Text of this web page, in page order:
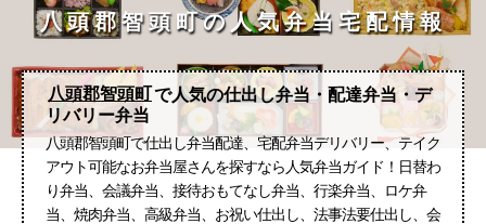
お気に入り一覧
八頭郡智頭町の人気弁当宅配情報
八頭郡智頭町で人気の仕出し弁当・配達弁当・デ
リバリー弁当
八頭郡智頭町で仕出し弁当配達、宅配弁当デリバリー、テイク
アウト可能なお弁当屋さんを探すなら人気弁当ガイド！日替わ
り弁当、会議弁当、接待おもてなし弁当、行楽弁当、ロケ弁
当、焼肉弁当、高級弁当、お祝い仕出し、法事法要仕出し、会